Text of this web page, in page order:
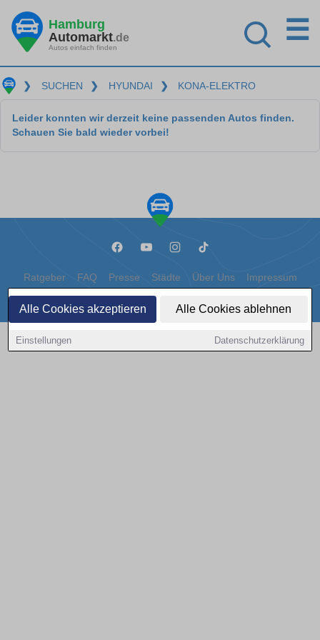
Alle Cookies akzeptieren Alle Cookies ablehnen
Einstellungen Datenschutzerklärung
Hamburg
Automarkt.de
Autos einfach finden
☰
❯ SUCHEN ❯ HYUNDAI ❯ KONA-ELEKTRO
Leider konnten wir derzeit keine passenden Autos finden.
Schauen Sie bald wieder vorbei!
Ratgeber FAQ Presse Städte Über Uns Impressum
Datenschutz Cookies
Copyright © 2000 - 2026 | 1A Infosysteme GmbH | Content by: 1a-sites-autos